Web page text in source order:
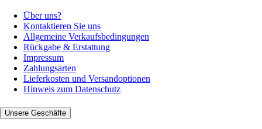
Über uns?
Kontaktieren Sie uns
Allgemeine Verkaufsbedingungen
Rückgabe & Erstattung
Impressum
Zahlungsarten
Lieferkosten und Versandoptionen
Hinweis zum Datenschutz
Unsere Geschäfte